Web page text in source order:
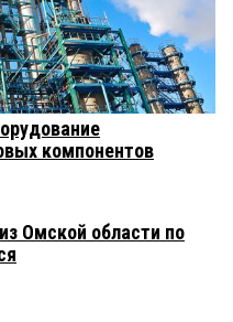
компонентов
Омской области по